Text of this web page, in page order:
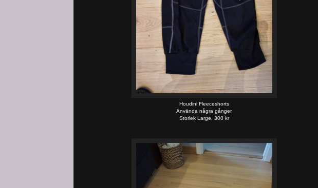
Houdini Fleeceshorts
Använda några gånger
Storlek Large, 300 kr